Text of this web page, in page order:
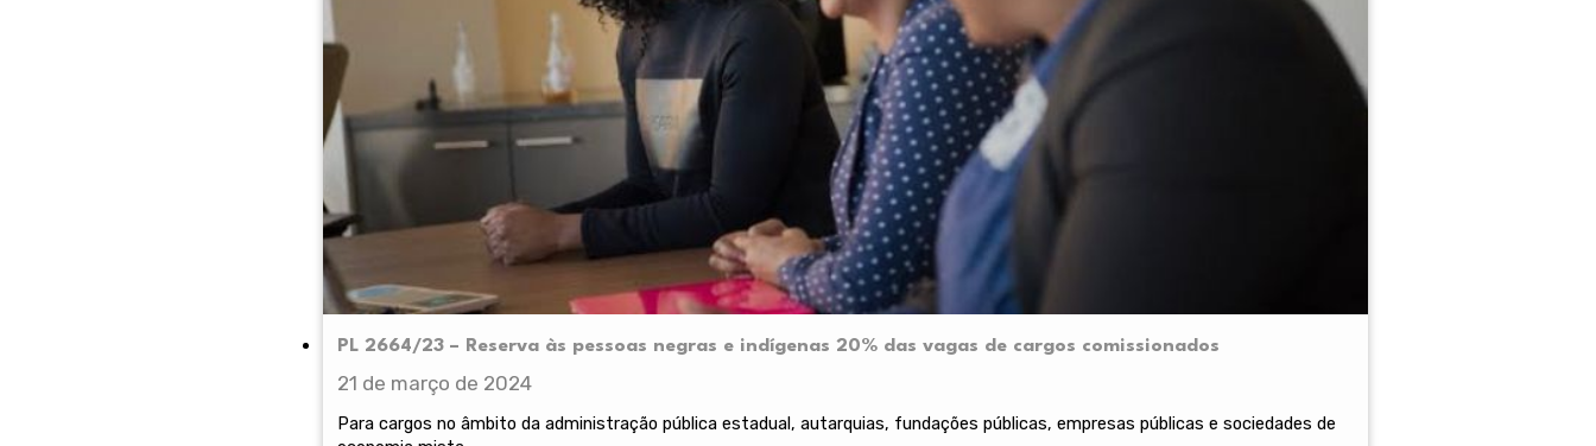
PL 2664/23 – Reserva às pessoas negras e indígenas 20% das vagas de cargos comissionados
21 de março de 2024
Para cargos no âmbito da administração pública estadual, autarquias, fundações públicas, empresas públicas e sociedades de